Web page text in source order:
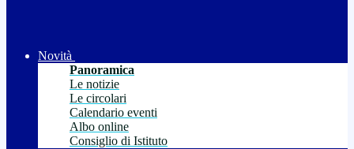
Novità
Panoramica
Le notizie
Le circolari
Calendario eventi
Albo online
Consiglio di Istituto